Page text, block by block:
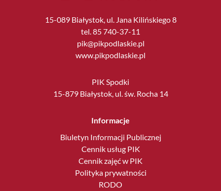
15-089 Białystok, ul. Jana Kilińskiego 8
tel. 85 740-37-11
pik@pikpodlaskie.pl
www.pikpodlaskie.pl
PIK Spodki
15-879 Białystok, ul. św. Rocha 14
Informacje
Biuletyn Informacji Publicznej
Cennik usług PIK
Cennik zajęć w PIK
Polityka prywatności
RODO